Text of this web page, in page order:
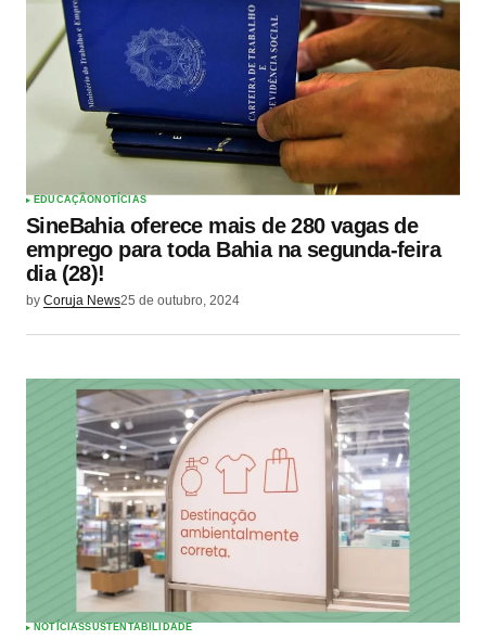
EDUCAÇÃONOTÍCIAS
SineBahia oferece mais de 280 vagas de
emprego para toda Bahia na segunda-feira
dia (28)!
by Coruja News25 de outubro, 2024
NOTÍCIASSUSTENTABILIDADE